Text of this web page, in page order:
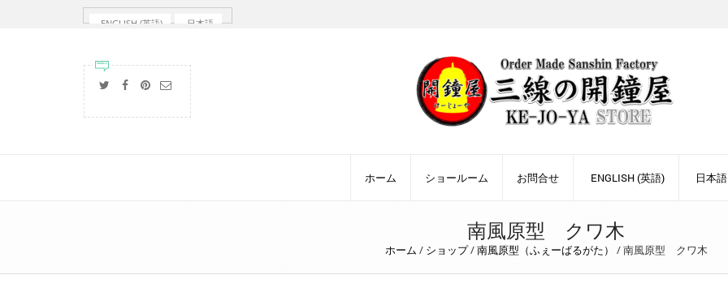
ENGLISH (英語) 日本語
ホーム ショールーム お問合せ ENGLISH(英語) 日本語
南風原型 クワ木
ホーム / ショップ/南風原型（ふぇーばるがた） /南風原型 クワ木